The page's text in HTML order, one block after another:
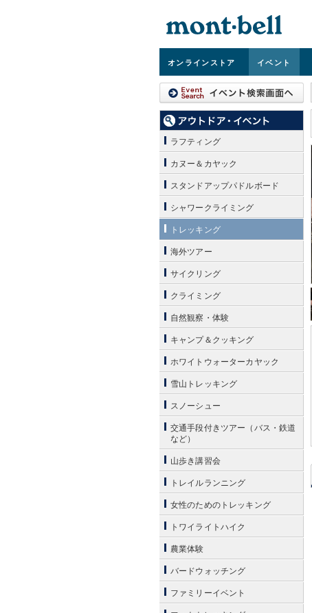
オンラインストア イベント
ラフティング
カヌー＆カヤック
スタンドアップパドルボード
シャワークライミング
トレッキング
海外ツアー
サイクリング
クライミング
自然観察・体験
キャンプ＆クッキング
ホワイトウォーターカヤック
雪山トレッキング
スノーシュー
交通手段付きツアー（バス・鉄道
など）
山歩き講習会
トレイルランニング
女性のためのトレッキング
トワイライトハイク
農業体験
バードウォッチング
ファミリーイベント